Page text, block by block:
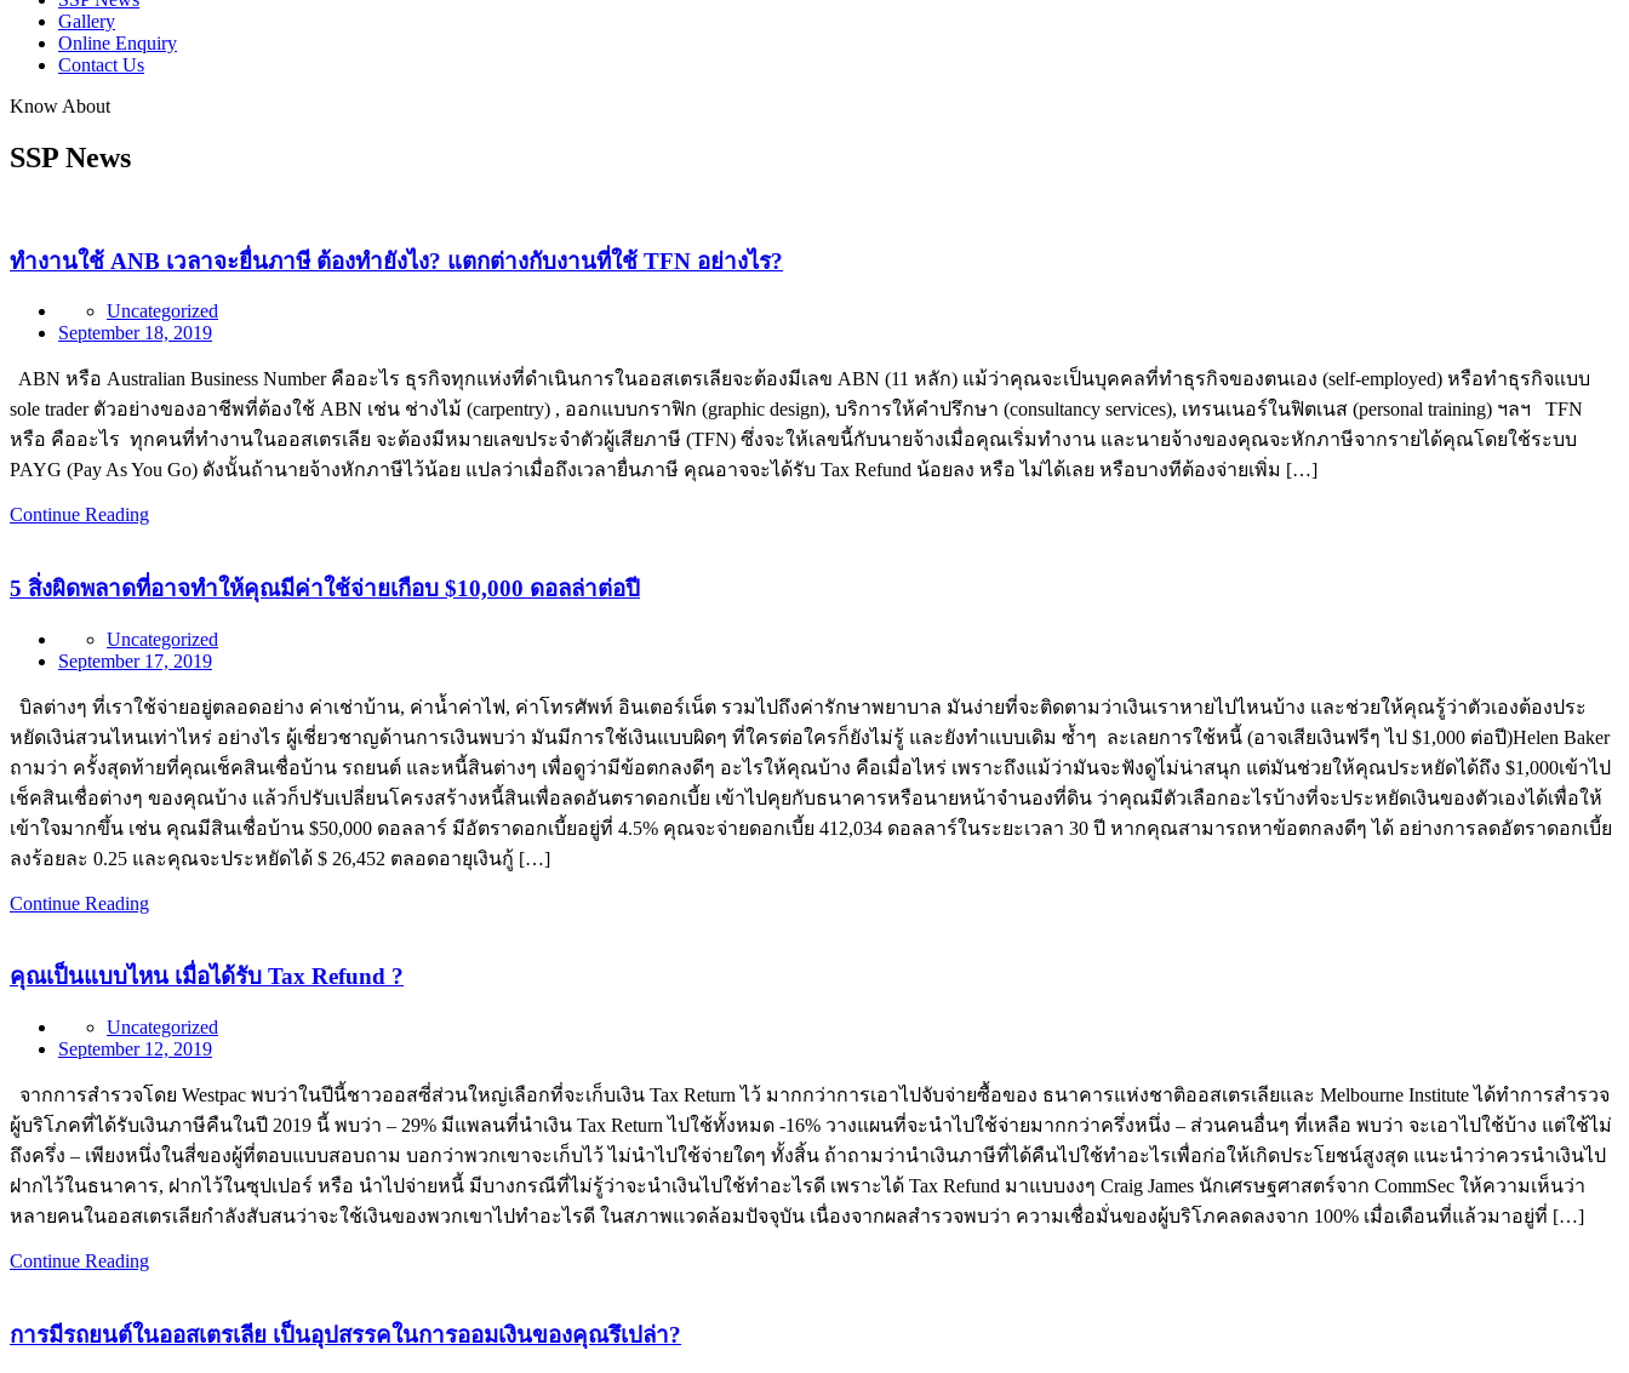
Gallery
Online Enquiry
Contact Us
Know About
SSP News
ทำงานใช้ ANB เวลาจะยื่นภาษี ต้องทำยังไง? แตกต่างกับงานที่ใช้ TFN อย่างไร?
Uncategorized
September 18, 2019
ABN หรือ Australian Business Number คืออะไร ธุรกิจทุกแห่งที่ดำเนินการในออสเตรเลียจะต้องมีเลข ABN (11 หลัก) แม้ว่าคุณจะเป็นบุคคลที่ทำธุรกิจของตนเอง (self-employed) หรือทำธุรกิจแบบ
sole trader ตัวอย่างของอาชีพที่ต้องใช้ ABN เช่น ช่างไม้ (carpentry) , ออกแบบกราฟิก (graphic design), บริการให้คำปรึกษา (consultancy services), เทรนเนอร์ในฟิตเนส (personal training) ฯลฯ TFN
หรือ คืออะไร ทุกคนที่ทำงานในออสเตรเลีย จะต้องมีหมายเลขประจำตัวผู้เสียภาษี (TFN) ซึ่งจะให้เลขนี้กับนายจ้างเมื่อคุณเริ่มทำงาน และนายจ้างของคุณจะหักภาษีจากรายได้คุณโดยใช้ระบบ
PAYG (Pay As You Go) ดังนั้นถ้านายจ้างหักภาษีไว้น้อย แปลว่าเมื่อถึงเวลายื่นภาษี คุณอาจจะได้รับ Tax Refund น้อยลง หรือ ไม่ได้เลย หรือบางทีต้องจ่ายเพิ่ม […]
Continue Reading
5 สิ่งผิดพลาดที่อาจทำให้คุณมีค่าใช้จ่ายเกือบ $10,000 ดอลล่าต่อปี
Uncategorized
September 17, 2019
บิลต่างๆ ที่เราใช้จ่ายอยู่ตลอดอย่าง ค่าเช่าบ้าน, ค่าน้ำค่าไฟ, ค่าโทรศัพท์ อินเตอร์เน็ต รวมไปถึงค่ารักษาพยาบาล มันง่ายที่จะติดตามว่าเงินเราหายไปไหนบ้าง และช่วยให้คุณรู้ว่าตัวเองต้องประ
หยัดเงิน่สวนไหนเท่าไหร่ อย่างไร ผู้เชี่ยวชาญด้านการเงินพบว่า มันมีการใช้เงินแบบผิดๆ ที่ใครต่อใครก็ยังไม่รู้ และยังทำแบบเดิม ซ้ำๆ ละเลยการใช้หนี้ (อาจเสียเงินฟรีๆ ไป $1,000 ต่อปี)Helen Baker
ถามว่า ครั้งสุดท้ายที่คุณเช็คสินเชื่อบ้าน รถยนต์ และหนี้สินต่างๆ เพื่อดูว่ามีข้อตกลงดีๆ อะไรให้คุณบ้าง คือเมื่อไหร่ เพราะถึงแม้ว่ามันจะฟังดูไ่ม่น่าสนุก แต่มันช่วยให้คุณประหยัดได้ถึง $1,000เข้าไป
เช็คสินเชื่อต่างๆ ของคุณบ้าง แล้วก็ปรับเปลี่ยนโครงสร้างหนี้สินเพื่อลดอันตราดอกเบี้ย เข้าไปคุยกับธนาคารหรือนายหน้าจำนองที่ดิน ว่าคุณมีตัวเลือกอะไรบ้างที่จะประหยัดเงินของตัวเองได้เพื่อให้
เข้าใจมากขึ้น เช่น คุณมีสินเชื่อบ้าน $50,000 ดอลลาร์ มีอัตราดอกเบี้ยอยู่ที่ 4.5% คุณจะจ่ายดอกเบี้ย 412,034 ดอลลาร์ในระยะเวลา 30 ปี หากคุณสามารถหาข้อตกลงดีๆ ได้ อย่างการลดอัตราดอกเบี้ย
ลงร้อยละ 0.25 และคุณจะประหยัดได้ $ 26,452 ตลอดอายุเงินกู้ […]
Continue Reading
คุณเป็นแบบไหน เมื่อได้รับ Tax Refund ?
Uncategorized
September 12, 2019
จากการสำรวจโดย Westpac พบว่าในปีนี้ชาวออสซี่ส่วนใหญ่เลือกที่จะเก็บเงิน Tax Return ไว้ มากกว่าการเอาไปจับจ่ายซื้อของ ธนาคารแห่งชาติออสเตรเลียและ Melbourne Institute ได้ทำการสำรวจ
ผู้บริโภคที่ได้รับเงินภาษีคืนในปี 2019 นี้ พบว่า – 29% มีแพลนที่นำเงิน Tax Return ไปใช้ทั้งหมด -16% วางแผนที่จะนำไปใช้จ่ายมากกว่าครึ่งหนึ่ง – ส่วนคนอื่นๆ ที่เหลือ พบว่า จะเอาไปใช้บ้าง แต่ใช้ไม่
ถึงครึ่ง – เพียงหนึ่งในสี่ของผู้ที่ตอบแบบสอบถาม บอกว่าพวกเขาจะเก็บไว้ ไม่นำไปใช้จ่ายใดๆ ทั้งสิ้น ถ้าถามว่านำเงินภาษีที่ได้คืนไปใช้ทำอะไรเพื่อก่อให้เกิดประโยชน์สูงสุด แนะนำว่าควรนำเงินไป
ฝากไว้ในธนาคาร, ฝากไว้ในซุปเปอร์ หรือ นำไปจ่ายหนี้ มีบางกรณีที่ไม่รู้ว่าจะนำเงินไปใช้ทำอะไรดี เพราะได้ Tax Refund มาแบบงงๆ Craig James นักเศรษฐศาสตร์จาก CommSec ให้ความเห็นว่า
หลายคนในออสเตรเลียกำลังสับสนว่าจะใช้เงินของพวกเขาไปทำอะไรดี ในสภาพแวดล้อมปัจจุบัน เนื่องจากผลสำรวจพบว่า ความเชื่อมั่นของผู้บริโภคลดลงจาก 100% เมื่อเดือนที่แล้วมาอยู่ที่ […]
Continue Reading
การมีรถยนต์ในออสเตรเลีย เป็นอุปสรรคในการออมเงินของคุณรึเปล่า?